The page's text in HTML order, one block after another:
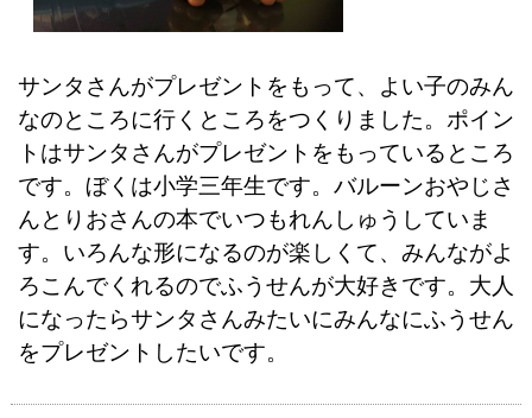
サンタさんがプレゼントをもって、よい子のみん
なのところに行くところをつくりました。ポイン
トはサンタさんがプレゼントをもっているところ
です。ぼくは小学三年生です。バルーンおやじさ
んとりおさんの本でいつもれんしゅうしていま
す。いろんな形になるのが楽しくて、みんながよ
ろこんでくれるのでふうせんが大好きです。大人
になったらサンタさんみたいにみんなにふうせん
をプレゼントしたいです。